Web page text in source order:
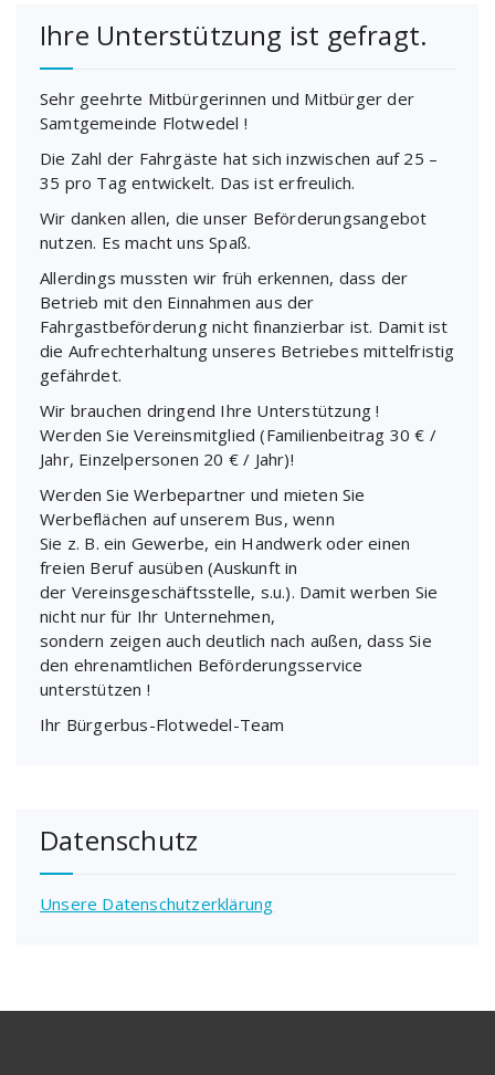
Ihre Unterstützung ist gefragt.
Sehr geehrte Mitbürgerinnen und Mitbürger der
Samtgemeinde Flotwedel !
Die Zahl der Fahrgäste hat sich inzwischen auf 25 –
35 pro Tag entwickelt. Das ist erfreulich.
Wir danken allen, die unser Beförderungsangebot
nutzen. Es macht uns Spaß.
Allerdings mussten wir früh erkennen, dass der
Betrieb mit den Einnahmen aus der
Fahrgastbeförderung nicht finanzierbar ist. Damit ist
die Aufrechterhaltung unseres Betriebes mittelfristig
gefährdet.
Wir brauchen dringend Ihre Unterstützung !
Werden Sie Vereinsmitglied (Familienbeitrag 30 € /
Jahr, Einzelpersonen 20 € / Jahr)!
Werden Sie Werbepartner und mieten Sie
Werbeflächen auf unserem Bus, wenn
Sie z. B. ein Gewerbe, ein Handwerk oder einen
freien Beruf ausüben (Auskunft in
der Vereinsgeschäftsstelle, s.u.). Damit werben Sie
nicht nur für Ihr Unternehmen,
sondern zeigen auch deutlich nach außen, dass Sie
den ehrenamtlichen Beförderungsservice
unterstützen !
Ihr Bürgerbus-Flotwedel-Team
Datenschutz
Unsere Datenschutzerklärung